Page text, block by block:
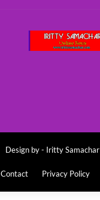
Design by - Iritty Samachar
Contact Privacy Policy